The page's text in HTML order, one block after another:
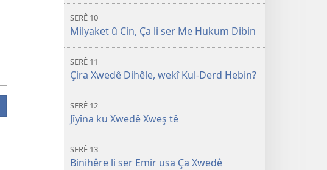
SERÊ 10
Milyaket û Cin, Ça li ser Me Hukum Dibin
SERÊ 11
Çira Xwedê Dihêle, wekî Kul-Derd Hebin?
SERÊ 12
Jîyîna ku Xwedê Xweş tê
SERÊ 13
Binihêre li ser Emir usa Ça Xwedê